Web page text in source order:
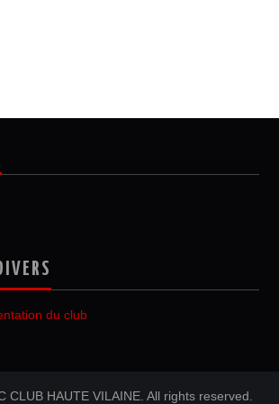
du club
CLUB HAUTE VILAINE. All rights reserved.